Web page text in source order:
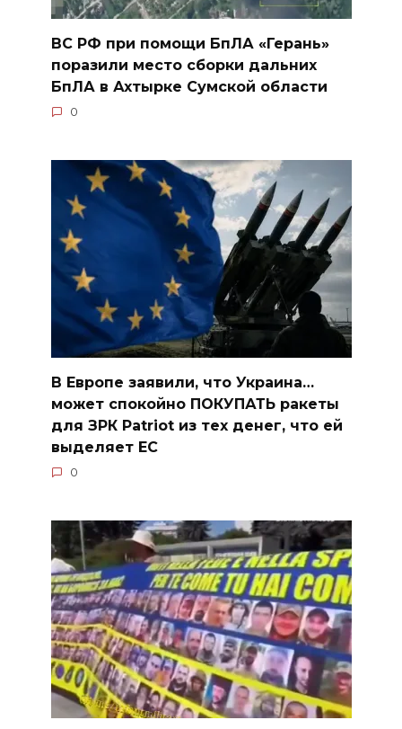
ВС РФ при помощи БпЛА «Герань»
поразили место сборки дальних
БпЛА в Ахтырке Сумской области
0
В Европе заявили, что Украина…
может спокойно ПОКУПАТЬ ракеты
для ЗРК Patriot из тех денег, что ей
выделяет ЕС
0